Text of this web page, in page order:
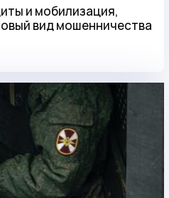
и мобилизация,
вид мошенничества